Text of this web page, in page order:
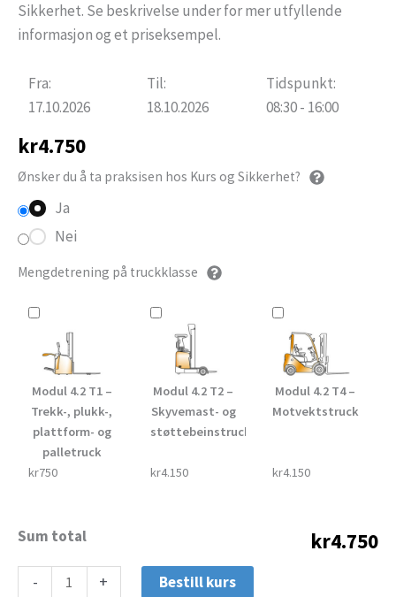
Sikkerhet. Se beskrivelse under for mer utfyllende
informasjon og et priseksempel.
Fra:
17.10.2026
Til:
18.10.2026
Tidspunkt:
08:30 - 16:00
kr4.750
Ønsker du å ta praksisen hos Kurs og Sikkerhet?
Ja
Nei
Mengdetrening på truckklasse
Modul 4.2 T1 –
Trekk-, plukk-,
plattform- og
palletruck
kr750
Modul 4.2 T2 –
Skyvemast- og
støttebeinstruck
kr4.150
Modul 4.2 T4 –
Motvektstruck
kr4.150
Sum total kr4.750
- + Bestill kurs